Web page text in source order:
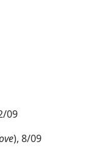
09
), 8/09